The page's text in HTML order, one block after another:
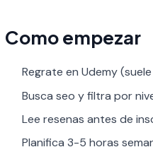
Como empezar
Regrate en Udemy
Busca seo y filtra por
Lee resenas antes de
Planifica 3-5 horas